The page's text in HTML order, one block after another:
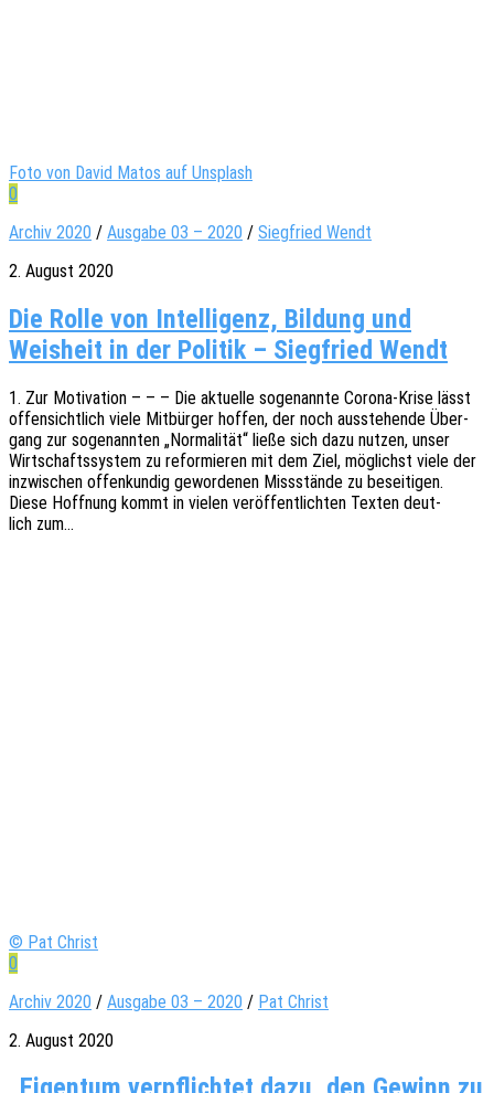
Foto von David Matos auf Unsplash
0
Archiv 2020 / Ausgabe 03 – 2020 / Siegfried Wendt
2. August 2020
Die Rolle von Intelligenz, Bildung und
Weisheit in der Politik – Siegfried Wendt
1. Zur Moti­va­ti­on – – – Die aktu­el­le soge­nann­te Corona-Krise lässt
offen­sicht­lich viele Mitbür­ger hoffen, der noch ausste­hen­de Über­
gang zur soge­nann­ten „Norma­li­tät“ ließe sich dazu nutzen, unser
Wirt­schafts­sys­tem zu refor­mie­ren mit dem Ziel, möglichst viele der
inzwi­schen offen­kun­dig gewor­de­nen Miss­stän­de zu besei­ti­gen.
Diese Hoff­nung kommt in vielen veröf­fent­lich­ten Texten deut­
lich zum…
© Pat Christ
0
Archiv 2020 / Ausgabe 03 – 2020 / Pat Christ
2. August 2020